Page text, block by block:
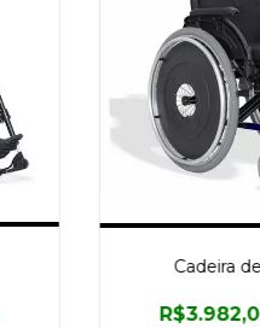
Cadeira